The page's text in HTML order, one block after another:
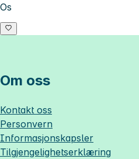
Os
Om oss
Kontakt oss
Personvern
Informasjonskapsler
Tilgjengelighetserklæring